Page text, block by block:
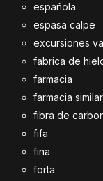
española
espasa calpe
excursiones
fabrica de
farmacia
farmacia
fibra de
fifa
fina
forta